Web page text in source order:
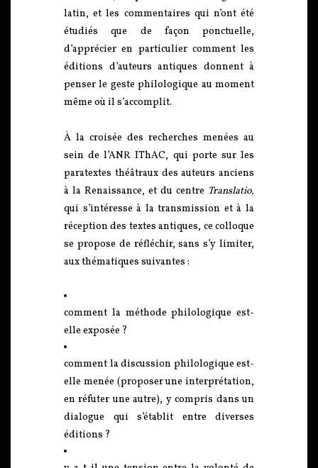
latin, et les commentaires qui n’ont été
étudiés que de façon ponctuelle,
d’apprécier en particulier comment les
éditions d’auteurs antiques donnent à
penser le geste philologique au moment
même où il s’accomplit.
À la croisée des recherches menées au
sein de l’ANR IThAC, qui porte sur les
paratextes théâtraux des auteurs anciens
à la Renaissance, et du centre Translatio,
qui s’intéresse à la transmission et à la
réception des textes antiques, ce colloque
se propose de réfléchir, sans s’y limiter,
aux thématiques suivantes :
comment la méthode philologique est-
elle exposée ?
comment la discussion philologique est-
elle menée (proposer une interprétation,
en réfuter une autre), y compris dans un
dialogue qui s’établit entre diverses
éditions ?